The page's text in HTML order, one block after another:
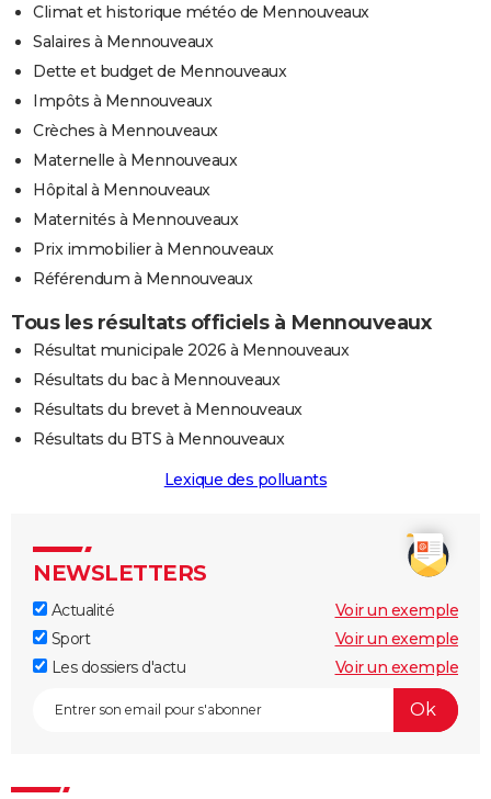
Climat et historique météo de Mennouveaux
Salaires à Mennouveaux
Dette et budget de Mennouveaux
Impôts à Mennouveaux
Crèches à Mennouveaux
Maternelle à Mennouveaux
Hôpital à Mennouveaux
Maternités à Mennouveaux
Prix immobilier à Mennouveaux
Référendum à Mennouveaux
Tous les résultats officiels à Mennouveaux
Résultat municipale 2026 à Mennouveaux
Résultats du bac à Mennouveaux
Résultats du brevet à Mennouveaux
Résultats du BTS à Mennouveaux
Lexique des polluants
NEWSLETTERS
Actualité
Voir un exemple
Sport
Voir un exemple
Les dossiers d'actu
Voir un exemple